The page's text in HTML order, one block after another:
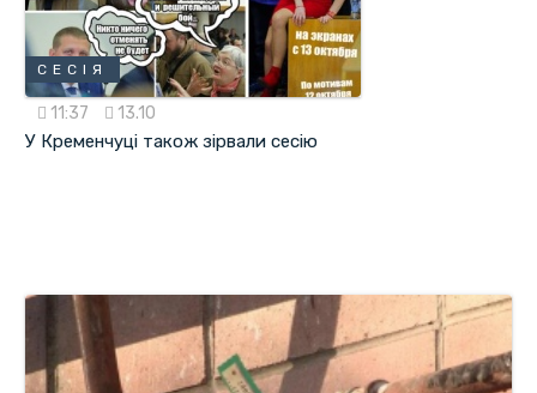
СЕСІЯ
11:37 13.10
У Кременчуці також зірвали сесію